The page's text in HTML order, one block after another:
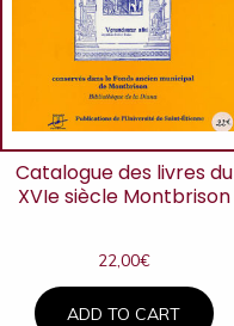
Catalogue des livres du
XVIe siècle Montbrison
22,00€
ADD TO CART